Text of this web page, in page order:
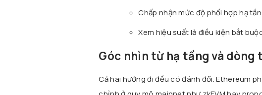
Chấp nhận mức độ phối hợp hạ
Xem hiệu suất là điều kiện bắt
Góc nhìn từ hạ tầng và
Cả hai hướng đi đều có đánh đổi. Ethereum